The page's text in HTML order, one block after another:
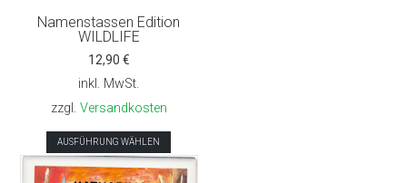
Namenstassen Edition
WILDLIFE
12,90 €
inkl. MwSt.
zzgl. Versandkosten
AUSFÜHRUNG WÄHLEN
Dieses
Produkt
weist